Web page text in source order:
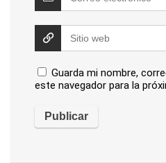
Guarda mi nombre,
este navegador para la